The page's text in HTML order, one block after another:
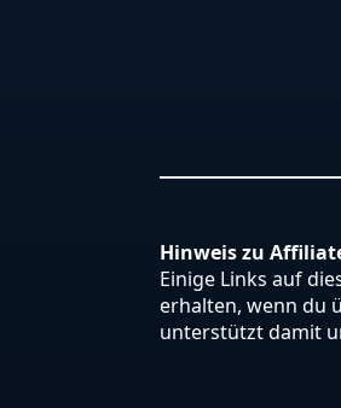
Hinweis zu
Einige Links auf
erhalten, wenn du
unterstützt damit